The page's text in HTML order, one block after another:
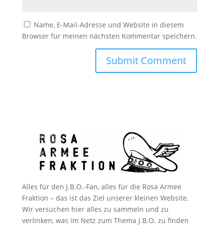
Name, E-Mail-Adresse und Website in diesem
Browser für meinen nächsten Kommentar speichern.
Alles für den J.B.O.-Fan, alles für die Rosa Armee
Fraktion – das ist das Ziel unserer kleinen Website.
Wir versuchen hier alles zu sammeln und zu
verlinken, was im Netz zum Thema J.B.O. zu finden